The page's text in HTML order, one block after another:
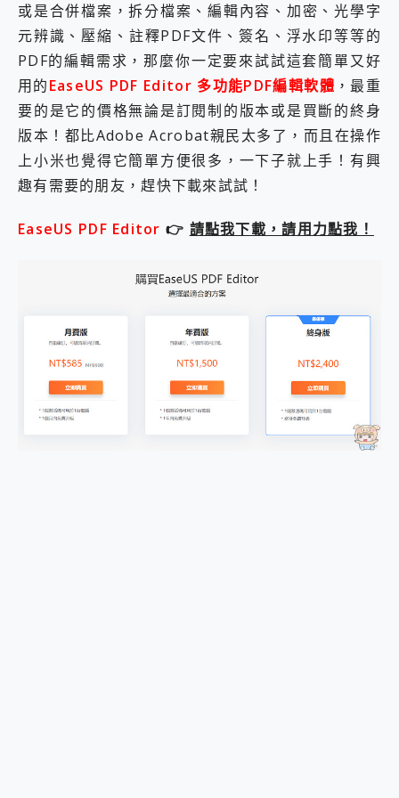
或是合併檔案，拆分檔案、編輯內容、加密、光學字
元辨識、壓縮、註釋PDF文件、簽名、浮水印等等的
PDF的編輯需求，那麼你一定要來試試這套簡單又好
用的EaseUS PDF Editor 多功能PDF編輯軟體 ，最重
要的是它的價格無論是訂閱制的版本或是買斷的終身
版本！都比Adobe Acrobat親民太多了，而且在操作
上小米也覺得它簡單方便很多，一下子就上手！有興
趣有需要的朋友，趕快下載來試試！
EaseUS PDF Editor 👉 請點我下載，請用力點我！